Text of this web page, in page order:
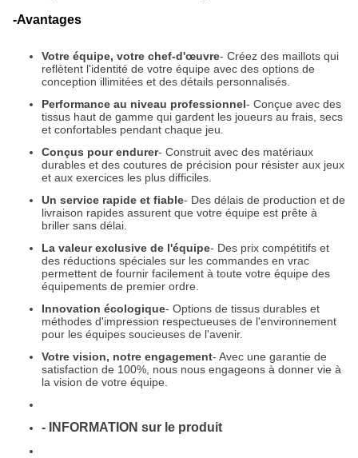
-Avantages
Votre équipe, votre chef-d'œuvre- Créez des maillots qui
reflètent l'identité de votre équipe avec des options de
conception illimitées et des détails personnalisés.
Performance au niveau professionnel- Conçue avec des
tissus haut de gamme qui gardent les joueurs au frais, secs
et confortables pendant chaque jeu.
Conçus pour endurer- Construit avec des matériaux
durables et des coutures de précision pour résister aux jeux
et aux exercices les plus difficiles.
Un service rapide et fiable- Des délais de production et de
livraison rapides assurent que votre équipe est prête à
briller sans délai.
La valeur exclusive de l'équipe- Des prix compétitifs et
des réductions spéciales sur les commandes en vrac
permettent de fournir facilement à toute votre équipe des
équipements de premier ordre.
Innovation écologique- Options de tissus durables et
méthodes d'impression respectueuses de l'environnement
pour les équipes soucieuses de l'avenir.
Votre vision, notre engagement- Avec une garantie de
satisfaction de 100%, nous nous engageons à donner vie à
la vision de votre équipe.
- INFORMATION sur le produit